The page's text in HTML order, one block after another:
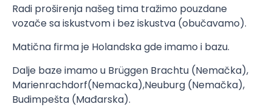
Radi proširenja našeg tima tražimo pouzdane
vozače sa iskustvom i bez iskustva (obučavamo).
Matična firma je Holandska gde imamo i bazu.
Dalje baze imamo u Brüggen Brachtu (Nemačka),
Marienrachdorf(Nemacka),Neuburg (Nemačka),
Budimpešta (Mađarska).